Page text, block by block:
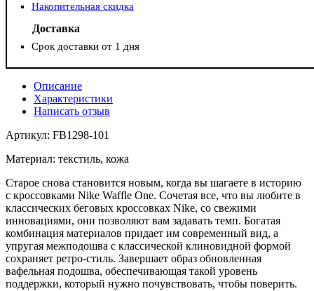
Накопительная скидка
Доставка
Срок доставки от 1 дня
Описание
Характеристики
Написать отзыв
Артикул: FB1298-101
Материал: текстиль, кожа
Старое снова становится новым, когда вы шагаете в историю
с кроссовками Nike Waffle One. Сочетая все, что вы любите в
классических беговых кроссовках Nike, со свежими
инновациями, они позволяют вам задавать темп. Богатая
комбинация материалов придает им современный вид, а
упругая межподошва с классической клиновидной формой
сохраняет ретро-стиль. Завершает образ обновленная
вафельная подошва, обеспечивающая такой уровень
поддержки, который нужно почувствовать, чтобы поверить.